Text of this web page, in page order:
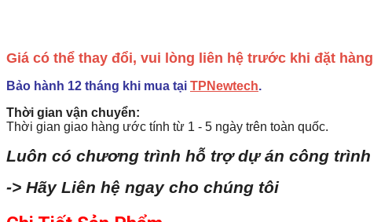
Giá có thể thay đổi, vui lòng liên hệ trước khi đặt hàng
Bảo hành 12 tháng khi mua tại TPNewtech.
Thời gian vận chuyển:
Thời gian giao hàng ước tính từ 1 - 5 ngày trên toàn quốc.
Luôn có chương trình hỗ trợ dự án công trình
-> Hãy Liên hệ ngay cho chúng tôi